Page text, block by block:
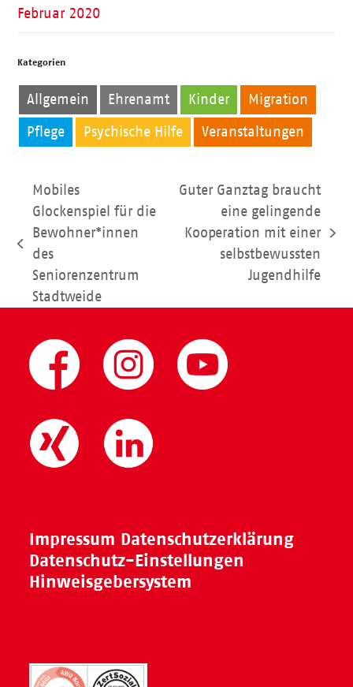
Februar 2020
Kategorien
Allgemein Ehrenamt Kinder Migration
Pflege Psychische Hilfe Veranstaltungen
vorheriger
Beitrag:
Mobiles
Glockenspiel für die
Bewohner*innen
des
Seniorenzentrum
Stadtweide
Nächster
Beitrag:
Guter Ganztag braucht
eine gelingende
Kooperation mit einer
selbstbewussten
Jugendhilfe
Impressum Datenschutzerklärung
Datenschutz-Einstellungen
Hinweisgebersystem